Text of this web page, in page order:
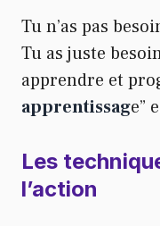
Tu n’as pas
Tu as juste
apprendre et
apprentissage”
Les
l’action